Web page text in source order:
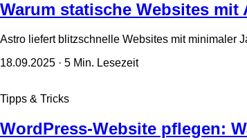
Warum statische Websites mit
Astro liefert blitzschnelle Websites mit minimaler
18.09.2025 · 5 Min. Lesezeit
Tipps & Tricks
WordPress-Website pflegen: